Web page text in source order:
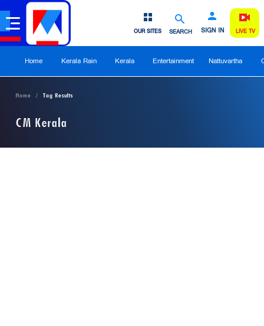
SEARCH SIGN IN
OUR SITES LIVE TV
Home Kerala Rain Kerala Entertainment Nattuvartha
Home Tag Results
CM Kerala